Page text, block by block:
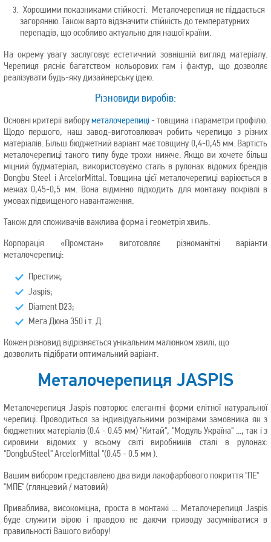
Хорошими показниками стійкості. Металочерепиця не піддається
загорянню. Також варто відзначити стійкість до температурних
перепадів, що особливо актуально для нашої країни.
На окрему увагу заслуговує естетичний зовнішній вигляд матеріалу.
Черепиця рясніє багатством кольорових гам і фактур, що дозволяє
реалізувати будь-яку дизайнерську ідею.
Різновиди виробів:
Основні критерії виборуметалочерепиці- товщина і параметри профілю.
Щодо першого, наш завод-виготовлювач робить черепицю з різних
матеріалів. Більш бюджетний варіант має товщину 0,4-0,45 мм. Вартість
металочерепиці такого типу буде трохи нижче. Якщо ви хочете більш
міцний будматеріал, використовуємо сталь в рулонах відомих брендів
Dongbu Steel і ArcelorMittal. Товщина цієї металочерепиці варіюється в
межах 0,45-0,5 мм. Вона відмінно підходить для монтажу покрівлі в
умовах підвищеного навантаження.
Також для споживачів важлива форма і геометрія хвиль.
Корпорація «Промстан» виготовляє різноманітні варіанти
металочерепиці:
Престиж;
Jaspis;
Diament D23;
Мега Дюна 350 і т. Д.
Кожен різновид відрізняється унікальним малюнком хвилі, що
дозволить підібрати оптимальний варіант.
Металочерепиця JASPIS
Металочерепиця Jaspis повторює елегантні форми елітної натуральної
черепиці. Проводиться за індивідуальними розмірами замовника як з
бюджетних матеріалів (0.4 - 0.45 мм) "Китай", "Модуль Україна" ..., так і з
сировини відомих у всьому світі виробників сталі в рулонах:
"DongbuSteel" ArcelorMittal "(0.45 - 0.5 мм ).
Вашим вибором представлено два види лакофарбового покриття "ПЕ"
"МПЕ" (глянцевий / матовий)
Приваблива, високоміцна, проста в монтажі ... Металочерепиця Jaspis
буде служити вірою і правдою не даючи приводу засумніватися в
правильності Вашого вибору!